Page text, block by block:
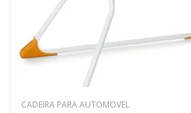
CADEIRA PARA AUTOMOVEL